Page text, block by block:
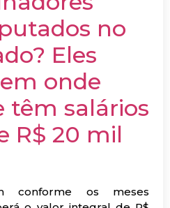
no
Eles
onde
têm salários
R$ 20 mil
conforme os meses